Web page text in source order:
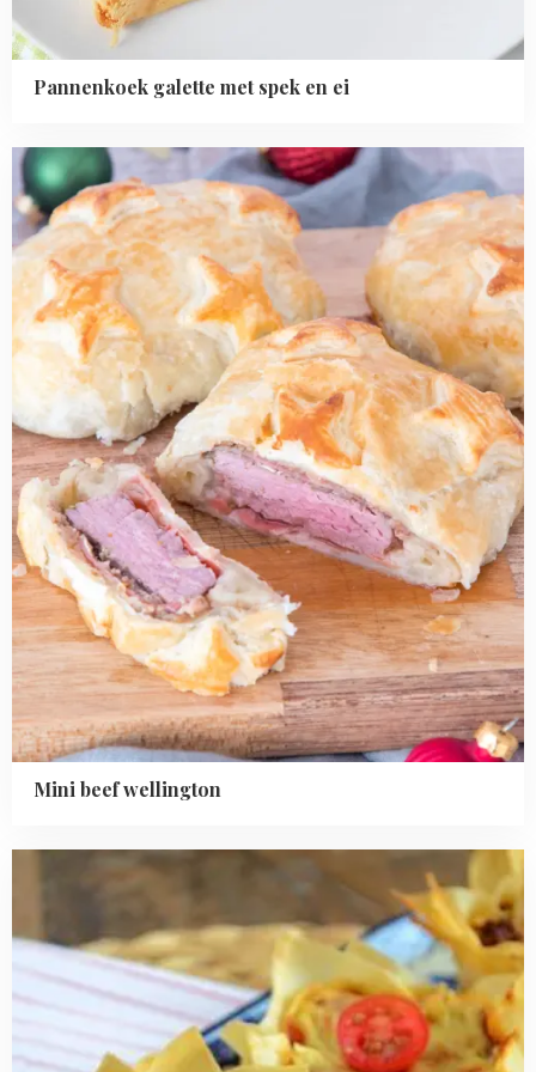
Pannenkoek galette met spek en ei
Mini beef wellington
Read
more
about
Mini
beef
wellington
Italiaanse
filodeeg
quiches